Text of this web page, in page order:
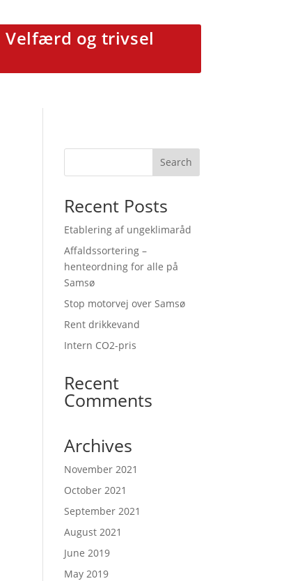
Velfærd og trivsel
Recent Posts
Etablering af ungeklimaråd
Affaldssortering –
henteordning for alle på
Samsø
Stop motorvej over Samsø
Rent drikkevand
Intern CO2-pris
Recent
Comments
Archives
November 2021
October 2021
September 2021
August 2021
June 2019
May 2019